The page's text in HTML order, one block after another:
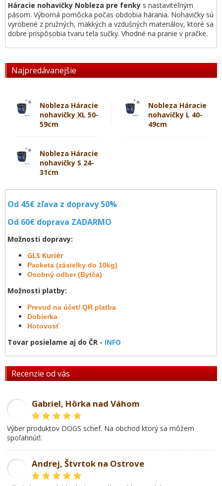
Od 45€ zľava z dopravy 50%
Od 60€ doprava ZADARMO
Možnosti dopravy:
GLS Kuriér
Packeta (zásielky do 10kg)
Osobný odber (Bytča)
Možnosti platby:
Prevod na účet/ QR platba
Dobierka
Hotovosť
Tovar posielame aj do ČR - INFO
Recenzie od vás
Gabriel, Hôrka nad Váhom
Výber produktov DOGS schef. Na obchod ktorý sa môžem
spoľahnúť!.
Andrej, Štvrtok na Ostrove
Najpredávanejšie
Nobleza Háracie
nohavičky XL 50-
59cm
Nobleza Háracie
nohavičky L 40-
49cm
Nobleza Háracie
nohavičky S 24-
31cm
Háracie nohavičky Nobleza pre fenky s nastaviteľným
pásom. Výborná pomôcka počas obdobia hárania. Nohavičky sú
vyrobené z pružných, mäkkých a vzdušných materiálov, ktoré sa
dobre prispôsobia tvaru tela sučky. Vhodné na pranie v pračke.